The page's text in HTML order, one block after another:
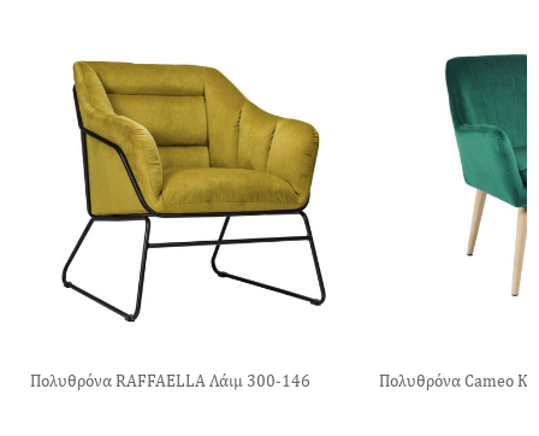
Πολυθρόνα RAFFAELLA Λάιμ 300-146 Πολυθρόνα Cameo